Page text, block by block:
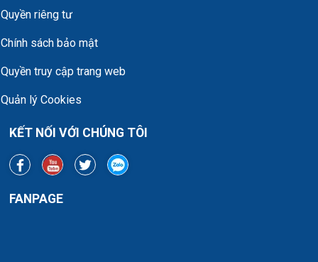
Quyền riêng tư
Chính sách bảo mật
Quyền truy cập trang web
Quản lý Cookies
KẾT NỐI VỚI CHÚNG TÔI
FANPAGE